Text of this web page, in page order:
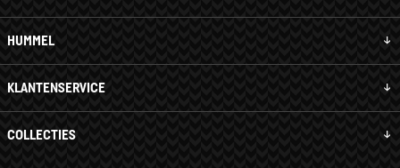
HUMMEL
KLANTENSERVICE
COLLECTIES